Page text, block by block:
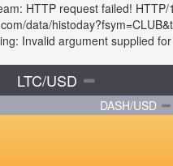
HTTP request failed!
data/
Invalid argument supplied
LTC/USD
DASH/USD